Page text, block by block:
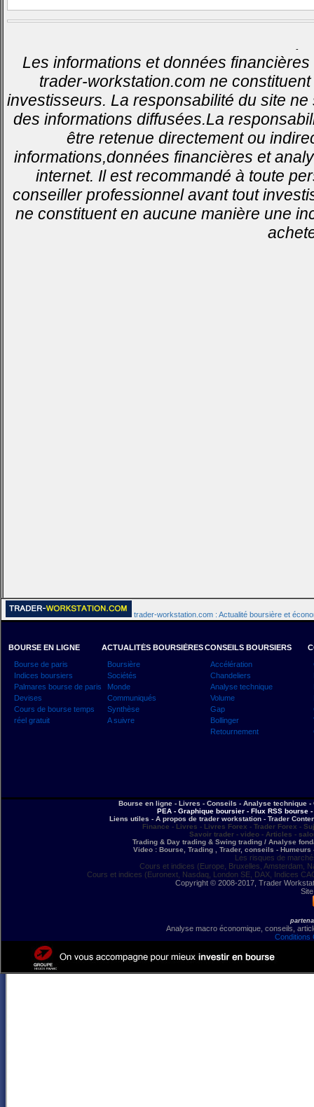
-
Les informations et données
trader-workstation.com ne
investisseurs. La responsabilité du site
des informations diffusées.La
être retenue directement ou
informations,données financières et
internet. Il est recommandé à toute
conseiller professionnel avant tout
ne constituent en aucune manière une
trader-workstation.com : Actualité boursière et
BOURSE EN LIGNE
Bourse de paris
Indices boursiers
Palmares bourse de paris
Devises
Cours de bourse temps
réel gratuit
ACTUALITÉS BOURSIÈRES
Boursière
Sociétés
Monde
Communiqués
Synthèse
A suivre
CONSEILS BOURSIERS
Accélération
Chandeliers
Analyse technique
Volume
Gap
Bollinger
Retournement
Bourse en ligne - Livres - Conseils - Analyse technique
PEA - Graphique boursier - Flux RSS bourse
Liens utiles - A propos de trader workstation - Trader
Finance - Livres - Livres Forex - Trader Forex -
Savoir trader - video - Articles -
Trading & Day trading & Swing trading / Analyse
Video : Bourse, Trading , Trader, conseils -
Les risques de
Cours et indices (Europe, Bruxelles, Amsterdam,
Cours et indices (Euronext, Nasdaq, London SE, DAX, Indices
Copyright © 2008-2017, Trader
Analyse macro économique, conseils,
Conditions